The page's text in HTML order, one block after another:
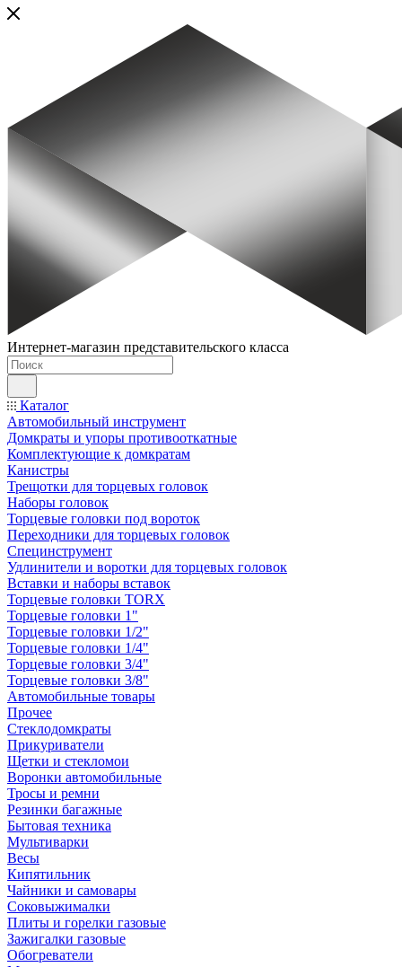
Интернет-магазин представительского класса
Каталог
Автомобильный инструмент
Домкраты и упоры противооткатные
Комплектующие к домкратам
Канистры
Трещотки для торцевых головок
Наборы головок
Торцевые головки под вороток
Переходники для торцевых головок
Специнструмент
Удлинители и воротки для торцевых головок
Вставки и наборы вставок
Торцевые головки TORX
Торцевые головки 1"
Торцевые головки 1/2"
Торцевые головки 1/4"
Торцевые головки 3/4"
Торцевые головки 3/8"
Автомобильные товары
Прочее
Стеклодомкраты
Прикуриватели
Щетки и стекломои
Воронки автомобильные
Тросы и ремни
Резинки багажные
Бытовая техника
Мультиварки
Весы
Кипятильник
Чайники и самовары
Соковыжималки
Плиты и горелки газовые
Зажигалки газовые
Обогреватели